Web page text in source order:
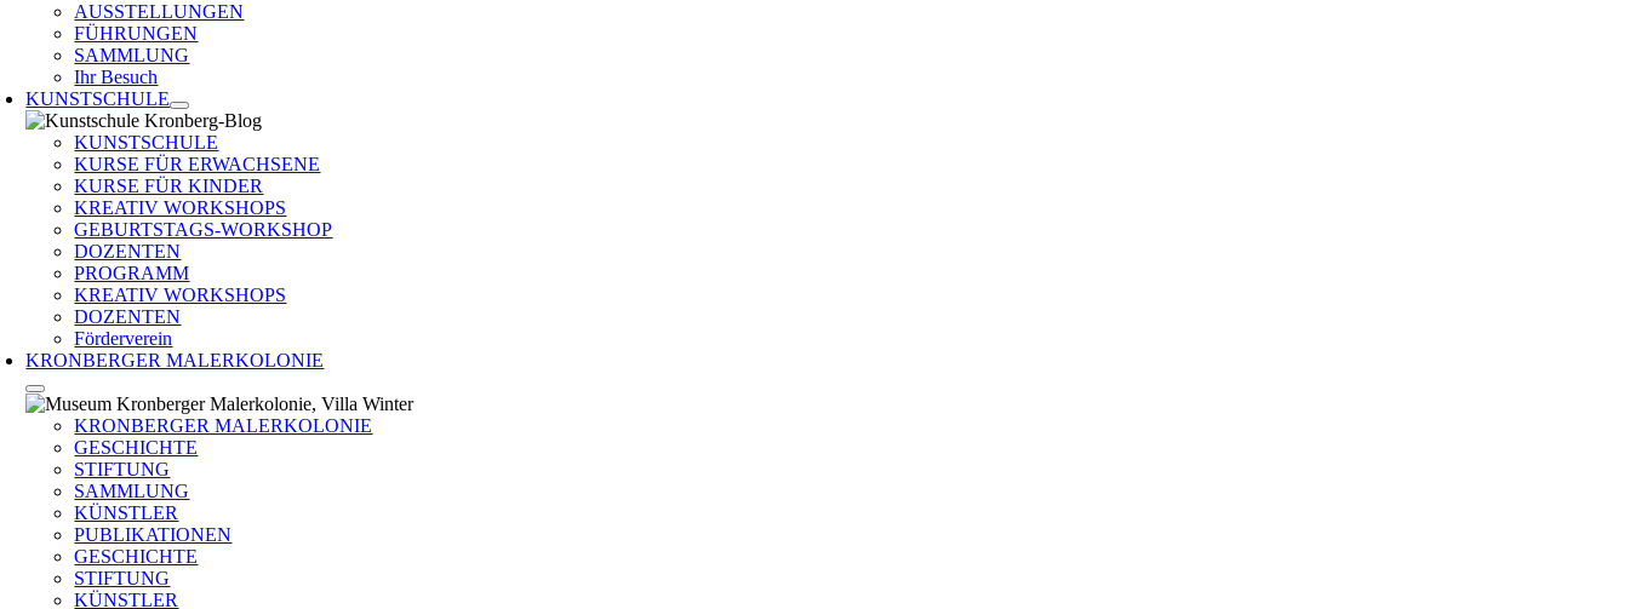
AUSSTELLUNGEN
FÜHRUNGEN
SAMMLUNG
Ihr Besuch
KUNSTSCHULE
KUNSTSCHULE
KURSE FÜR ERWACHSENE
KURSE FÜR KINDER
KREATIV WORKSHOPS
GEBURTSTAGS-WORKSHOP
DOZENTEN
PROGRAMM
KREATIV WORKSHOPS
DOZENTEN
Förderverein
KRONBERGER MALERKOLONIE
KRONBERGER MALERKOLONIE
GESCHICHTE
STIFTUNG
SAMMLUNG
KÜNSTLER
PUBLIKATIONEN
GESCHICHTE
STIFTUNG
KÜNSTLER